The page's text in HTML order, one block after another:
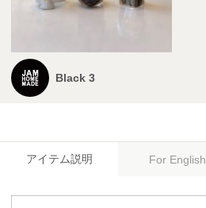
Black 3
アイテム説明 For English